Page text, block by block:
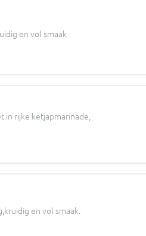
en vol smaak
rijke ketjapmarinade,
en vol smaak.